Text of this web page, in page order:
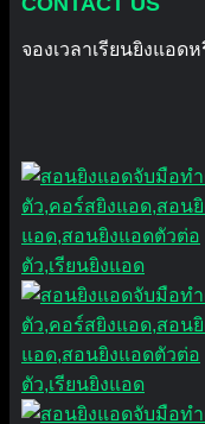
จองเวลาเรียนยิงแอด